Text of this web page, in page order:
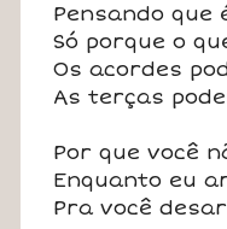
Pensando que
Só porque o
Os acordes
As terças
Por que você
Enquanto eu
Pra você